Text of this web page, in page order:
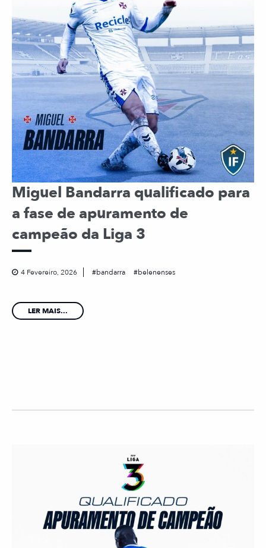
Miguel Bandarra qualificado para
a fase de apuramento de
campeão da Liga 3
4 Fevereiro, 2026 bandarra belenenses
LER MAIS...